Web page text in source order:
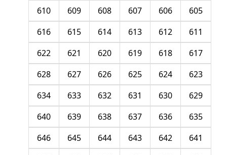
605
606
607
608
609
610
611
612
613
614
615
616
617
618
619
620
621
622
623
624
625
626
627
628
629
630
631
632
633
634
635
636
637
638
639
640
641
642
643
644
645
646